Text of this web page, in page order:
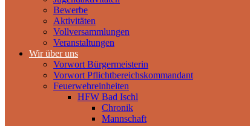
Bewerbe
Aktivitäten
Vollversammlungen
Veranstaltungen
Wir über uns
Vorwort Bürgermeisterin
Vorwort Pflichtbereichskommandant
Feuerwehreinheiten
HFW Bad Ischl
Chronik
Mannschaft